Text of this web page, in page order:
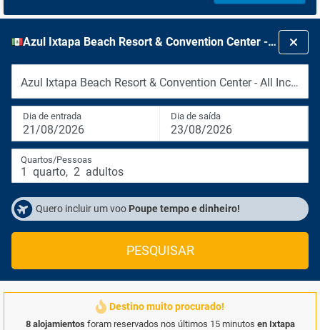
Azul Ixtapa Beach Resort & Convention Center - All Inclusive
Azul Ixtapa Beach Resort & Convention Center - All Inclusive
Dia de entrada
21/08/2026
Dia de saída
23/08/2026
Quartos/Pessoas
1 quarto, 2 adultos
Quero incluir um voo Poupe tempo e dinheiro!
PESQUISAR
Destino muito procurado!
8 alojamientos foram reservados nos últimos 15 minutos en Ixtapa